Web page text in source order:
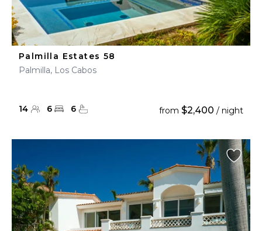
Palmilla Estates 58
Palmilla, Los Cabos
14 6 6 from $2,400 / night